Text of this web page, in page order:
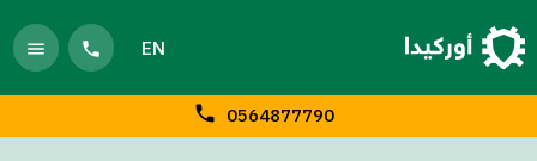
EN
0564877790